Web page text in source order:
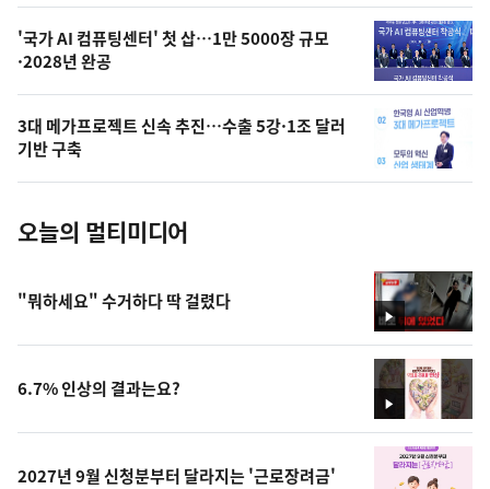
오
의
사
진
'국가 AI 컴퓨팅센터' 첫 삽…1만 5000장 규모
·2028년 완공
3대 메가프로젝트 신속 추진…수출 5강·1조 달러
기반 구축
오늘의 멀티미디어
영
상
"뭐하세요" 수거하다 딱 걸렸다
영
상
6.7% 인상의 결과는요?
2027년 9월 신청분부터 달라지는 '근로장려금'